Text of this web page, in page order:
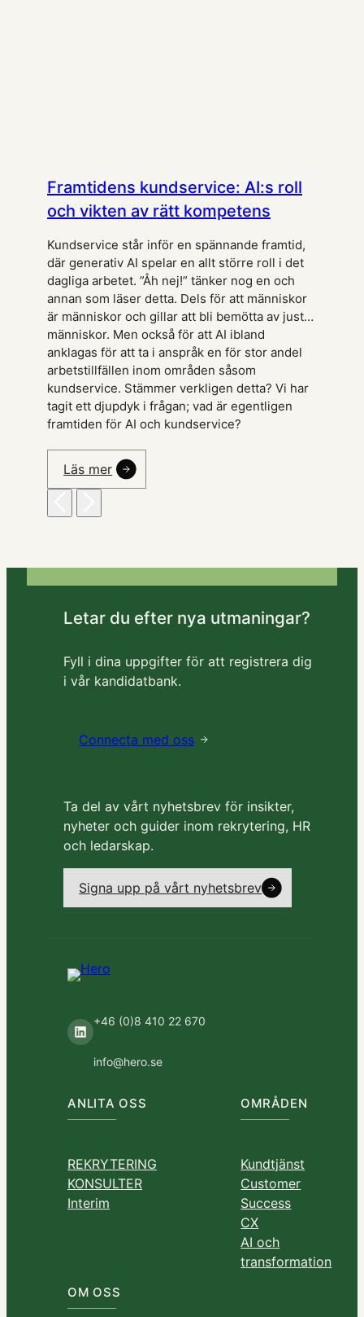
Framtidens kundservice: AI:s roll
och vikten av rätt kompetens
Kundservice står inför en spännande framtid,
där generativ AI spelar en allt större roll i det
dagliga arbetet. ”Åh nej!” tänker nog en och
annan som läser detta. Dels för att människor
är människor och gillar att bli bemötta av just…
människor. Men också för att AI ibland
anklagas för att ta i anspråk en för stor andel
arbetstillfällen inom områden såsom
kundservice. Stämmer verkligen detta? Vi har
tagit ett djupdyk i frågan; vad är egentligen
framtiden för AI och kundservice?
Läs mer
Letar du efter nya utmaningar?
Fyll i dina uppgifter för att registrera dig
i vår kandidatbank.
Connecta med oss
Ta del av vårt nyhetsbrev för insikter,
nyheter och guider inom rekrytering, HR
och ledarskap.
Signa upp på vårt nyhetsbrev
LinkedIn
+46 (0)8 410 22 670
info@hero.se
ANLITA OSS
REKRYTERING
KONSULTER
Interim
OMRÅDEN
Kundtjänst
Customer
Success
CX
AI och
transformation
OM OSS